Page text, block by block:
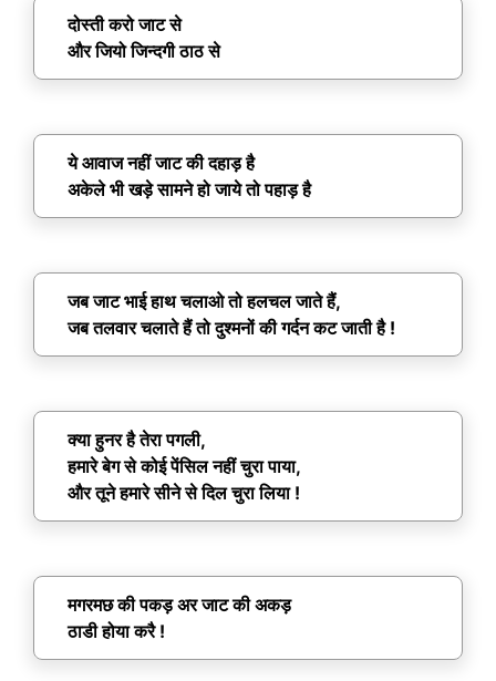
दोस्ती करो जाट से
और जियो जिन्दगी ठाठ से
ये आवाज नहीं जाट की दहाड़ है
अकेले भी खड़े सामने हो जाये तो पहाड़ है
जब जाट भाई हाथ चलाओ तो हलचल जाते हैं,
जब तलवार चलाते हैं तो दुश्मनों की गर्दन कट जाती है !
क्या हुनर है तेरा पगली,
हमारे बेग से कोई पेंसिल नहीं चुरा पाया,
और तूने हमारे सीने से दिल चुरा लिया !
मगरमछ की पकड़ अर जाट की अकड़
ठाडी होया करै !